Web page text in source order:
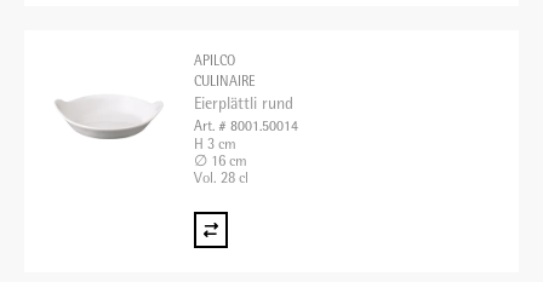
APILCO
CULINAIRE
Eierplättli rund
Art. # 8001.50014
H 3 cm
∅ 16 cm
Vol. 28 cl